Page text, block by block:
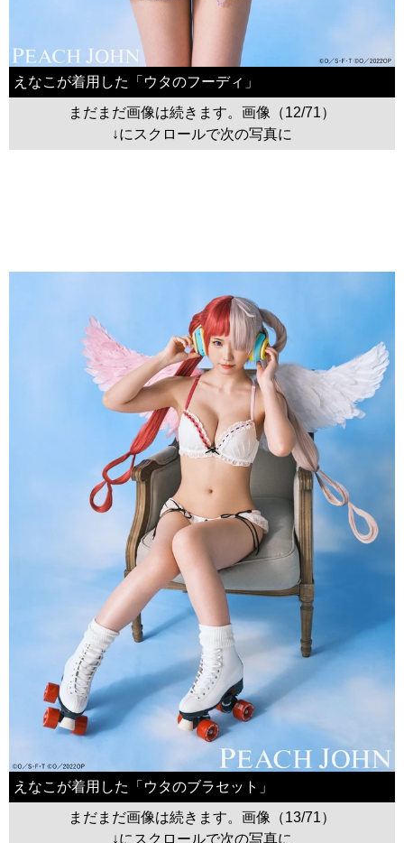
えなこが着用した「ウタのフーディ」
まだまだ画像は続きます。画像（12/71）
↓にスクロールで次の写真に
えなこが着用した「ウタのブラセット」
まだまだ画像は続きます。画像（13/71）
↓にスクロールで次の写真に